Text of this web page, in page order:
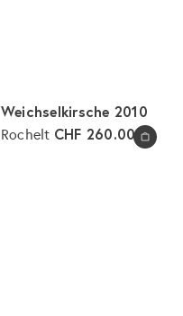
In den Warenkorb legen
Weichselkirsche 2010
Rochelt CHF 260.00